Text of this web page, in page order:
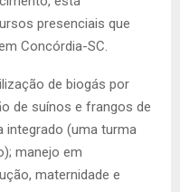
presenciais que
Concórdia-SC.
de biogás por
de suínos e frangos de
(uma turma
manejo em
maternidade e